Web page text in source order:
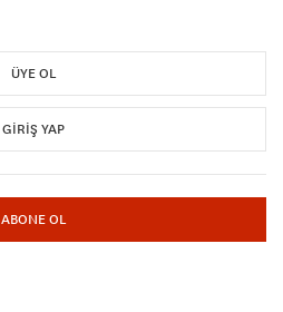
ÜYE OL
GIRIŞ YAP
ABONE OL